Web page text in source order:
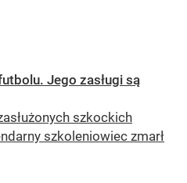
Jego zasługi są
szkockich
szkoleniowiec zmarł